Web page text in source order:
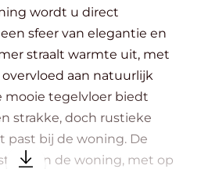
wordt u direct
sfeer van elegantie en
straalt warmte uit, met
aan natuurlijk
strakke, doch rustieke
bij de woning. De
van de woning, met op